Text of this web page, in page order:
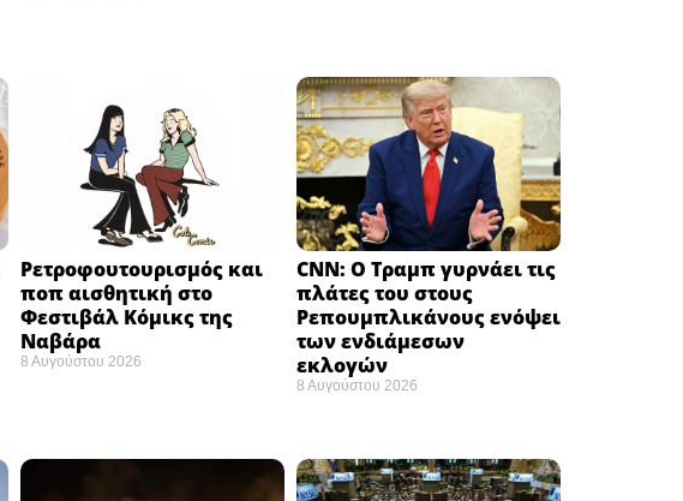
Ρετροφουτουρισμός και
ποπ αισθητική στο
Φεστιβάλ Κόμικς της
Ναβάρα ​
8 Αυγούστου 2026
CNN: Ο Τραμπ γυρνάει τις
πλάτες του στους
Ρεπουμπλικάνους ενόψει
των ενδιάμεσων
εκλογών ​
8 Αυγούστου 2026